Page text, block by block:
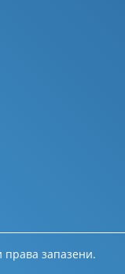
запазени.